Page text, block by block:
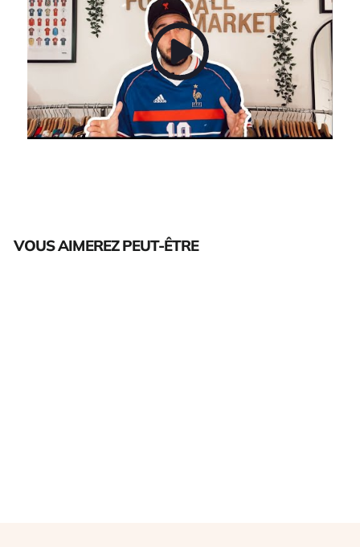
VOUS AIMEREZ PEUT-ÊTRE